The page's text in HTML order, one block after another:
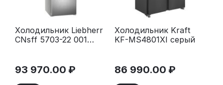
Холодильник Liebherr
CNsff 5703-22 001
93 970.00 ₽
Холодильник Kraft
KF-MS4801XI серый
86 990.00 ₽